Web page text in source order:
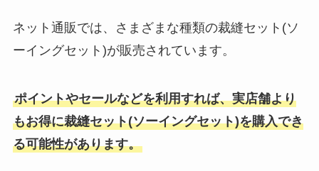
ネット通販では、さまざまな種類の裁縫セット(ソ
ーイングセット)が販売されています。
ポイントやセールなどを利用すれば、実店舗より
もお得に裁縫セット(ソーイングセット)を購入でき
る可能性があります。